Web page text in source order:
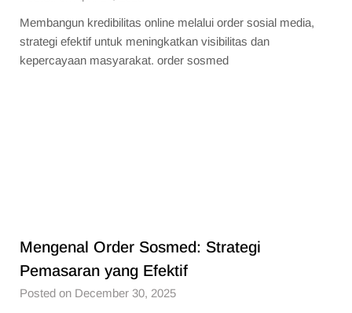
Membangun kredibilitas online melalui order sosial media,
strategi efektif untuk meningkatkan visibilitas dan
kepercayaan masyarakat. order sosmed
Mengenal Order Sosmed: Strategi
Pemasaran yang Efektif
Posted on December 30, 2025